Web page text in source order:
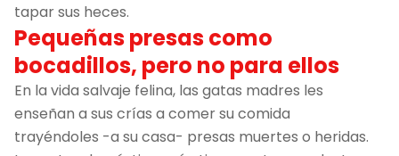
tapar sus heces.
Pequeñas presas como
bocadillos, pero no para ellos
En la vida salvaje felina, las gatas madres les
enseñan a sus crías a comer su comida
trayéndoles -a su casa- presas muertes o heridas.